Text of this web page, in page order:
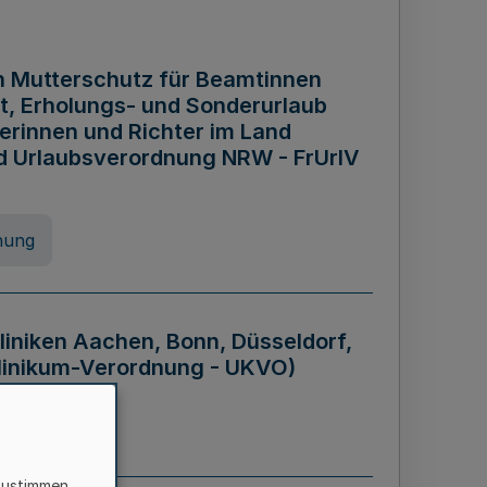
Mutterschutz für Beamtinnen
Erholungs- und Sonderurlaub
und Richter im Land
NRW - FrUrlV
Aachen, Bonn, Düsseldorf,
Verordnung - UKVO)